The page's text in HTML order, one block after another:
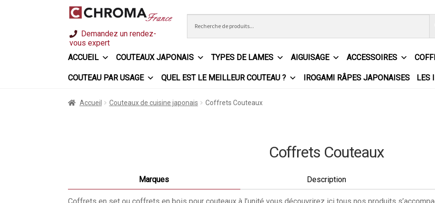
Aller
à
la
navigation
Aller
au
contenu
Demandez un rendez-
vous expert
ACCUEIL COUTEAUX JAPONAIS TYPES DE LAMES AIGUISAGE ACCESSOIRES
COUTEAU PAR USAGE QUEL EST LE MEILLEUR COUTEAU ? IROGAMI RÂPES JAPONAISES LES
AccueilChroma France Commande Conditions Générales de Vente
Revue de presse Téléchargements
Accueil Couteaux de cuisine japonais Coffrets Couteaux
Coffrets Couteaux
Marques Description
Coffrets en set ou coffrets en bois pour couteaux à l’unité vous découvrirez ici tous nos produits